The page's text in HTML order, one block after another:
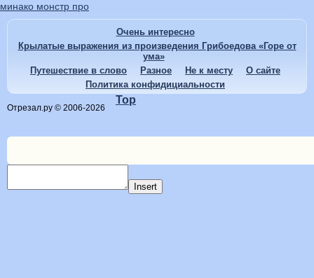
минако монстр про
Очень интересно
Крылатые выражения из произведения Грибоедова «Горе от
ума»
Путешествие в слово
Разное Не к месту
О сайте
Политика конфидициальности
Отрезал.ру © 2006-2026
Top
Insert